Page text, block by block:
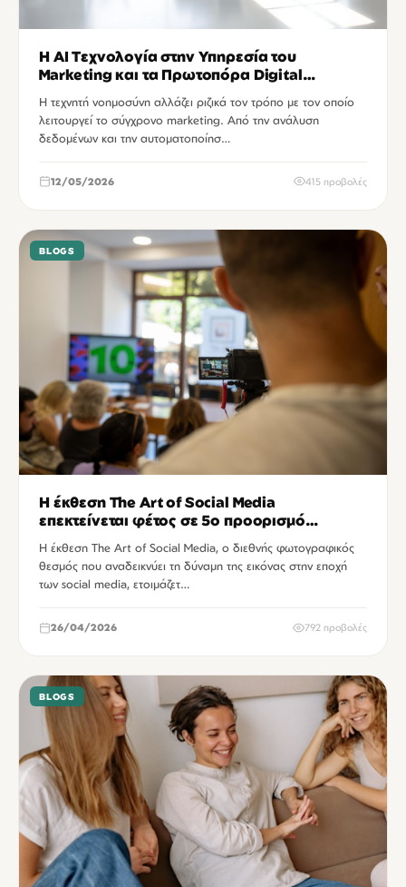
Η AI Τεχνολογία στην Υπηρεσία του
Marketing και τα Πρωτοπόρα Digital
Agencies
Η τεχνητή νοημοσύνη αλλάζει ριζικά τον τρόπο με τον οποίο
λειτουργεί το σύγχρονο marketing. Από την ανάλυση
δεδομένων και την αυτοματοποίησ…
12/05/2026 415 προβολές
BLOGS
Η έκθεση The Art of Social Media
επεκτείνεται φέτος σε 5ο προορισμό
έκπληξη
Η έκθεση The Art of Social Media, ο διεθνής φωτογραφικός
θεσμός που αναδεικνύει τη δύναμη της εικόνας στην εποχή
των social media, ετοιμάζετ…
26/04/2026 792 προβολές
BLOGS